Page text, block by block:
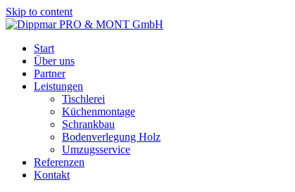
Skip to content
Start
Über uns
Partner
Leistungen
Tischlerei
Küchenmontage
Schrankbau
Bodenverlegung Holz
Umzugsservice
Referenzen
Kontakt